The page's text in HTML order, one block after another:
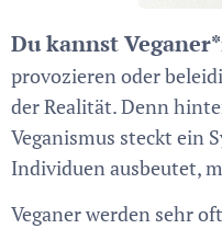
Du kannst
provozieren oder
der Realität. Denn
Veganismus steckt ein
Individuen ausbeutet,
Veganer werden sehr